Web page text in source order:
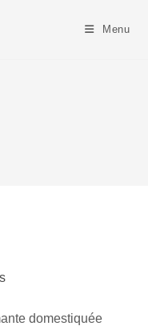
Menu
domestiquée